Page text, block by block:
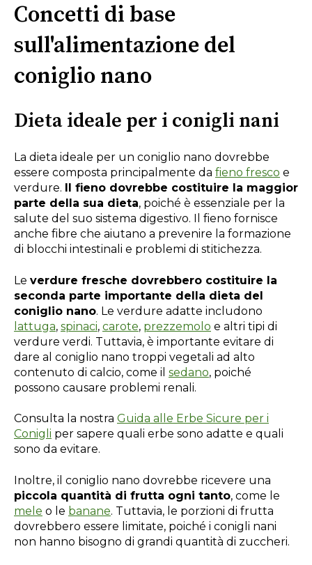
Concetti di base
sull'alimentazione del
coniglio nano
Dieta ideale per i conigli nani
La dieta ideale per un coniglio nano dovrebbe
essere composta principalmente da fieno fresco e
verdure.
Il fieno dovrebbe costituire la maggior
parte della sua dieta, poiché è essenziale per la
salute del suo sistema digestivo. Il fieno fornisce
anche fibre che aiutano a prevenire la formazione
di blocchi intestinali e problemi di stitichezza.
Le verdure fresche dovrebbero costituire la
seconda parte importante della dieta del
coniglio nano. Le verdure adatte includono
lattuga, spinaci, carote, prezzemolo e altri tipi di
verdure verdi. Tuttavia, è importante evitare di
dare al coniglio nano troppi vegetali ad alto
contenuto di calcio, come il sedano, poiché
possono causare problemi renali.
Consulta la nostra Guida alle Erbe Sicure per i
Conigli per sapere quali erbe sono adatte e quali
sono da evitare.
Inoltre, il coniglio nano dovrebbe ricevere una
piccola quantità di frutta ogni tanto, come le
mele o le banane. Tuttavia, le porzioni di frutta
dovrebbero essere limitate, poiché i conigli nani
non hanno bisogno di grandi quantità di zuccheri.